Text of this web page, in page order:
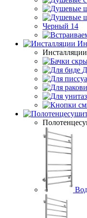
Черный 14
Инсталляции